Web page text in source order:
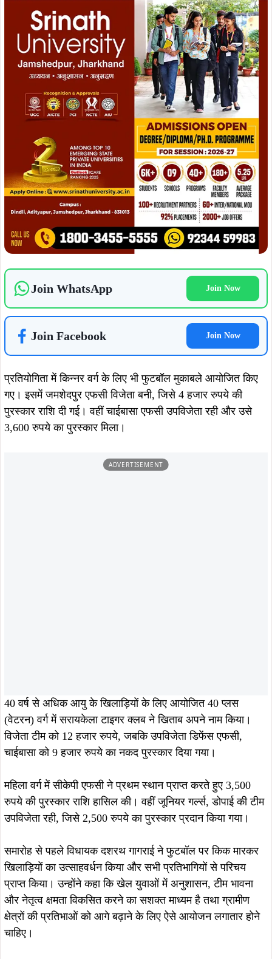
Join WhatsApp Join Now
Join Facebook Join Now
प्रतियोगिता में किन्नर वर्ग के लिए भी फुटबॉल मुकाबले आयोजित किए
गए। इसमें जमशेदपुर एफसी विजेता बनी, जिसे 4 हजार रुपये की
पुरस्कार राशि दी गई। वहीं चाईबासा एफसी उपविजेता रही और उसे
3,600 रुपये का पुरस्कार मिला।
ADVERTISEMENT
40 वर्ष से अधिक आयु के खिलाड़ियों के लिए आयोजित 40 प्लस
(वेटरन) वर्ग में सरायकेला टाइगर क्लब ने खिताब अपने नाम किया।
विजेता टीम को 12 हजार रुपये, जबकि उपविजेता डिफेंस एफसी,
चाईबासा को 9 हजार रुपये का नकद पुरस्कार दिया गया।
महिला वर्ग में सीकेपी एफसी ने प्रथम स्थान प्राप्त करते हुए 3,500
रुपये की पुरस्कार राशि हासिल की। वहीं जूनियर गर्ल्स, डोपाई की टीम
उपविजेता रही, जिसे 2,500 रुपये का पुरस्कार प्रदान किया गया।
समारोह से पहले विधायक दशरथ गागराई ने फुटबॉल पर किक मारकर
खिलाड़ियों का उत्साहवर्धन किया और सभी प्रतिभागियों से परिचय
प्राप्त किया। उन्होंने कहा कि खेल युवाओं में अनुशासन, टीम भावना
और नेतृत्व क्षमता विकसित करने का सशक्त माध्यम है तथा ग्रामीण
क्षेत्रों की प्रतिभाओं को आगे बढ़ाने के लिए ऐसे आयोजन लगातार होने
चाहिए।